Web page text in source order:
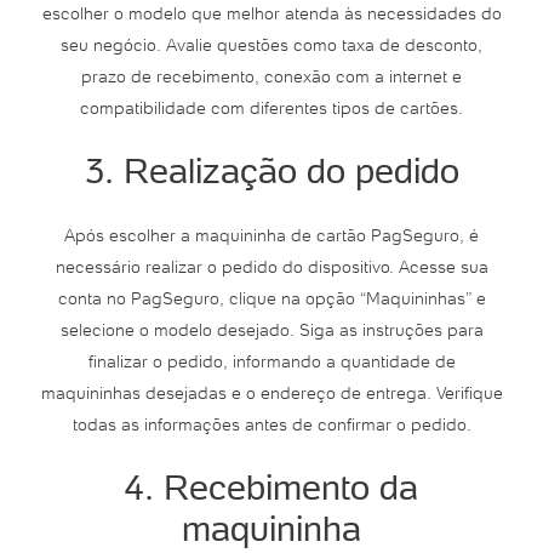
escolher o modelo que melhor atenda às necessidades do
seu negócio. Avalie questões como taxa de desconto,
prazo de recebimento, conexão com a internet e
compatibilidade com diferentes tipos de cartões.
3. Realização do pedido
Após escolher a maquininha de cartão PagSeguro, é
necessário realizar o pedido do dispositivo. Acesse sua
conta no PagSeguro, clique na opção “Maquininhas” e
selecione o modelo desejado. Siga as instruções para
finalizar o pedido, informando a quantidade de
maquininhas desejadas e o endereço de entrega. Verifique
todas as informações antes de confirmar o pedido.
4. Recebimento da
maquininha